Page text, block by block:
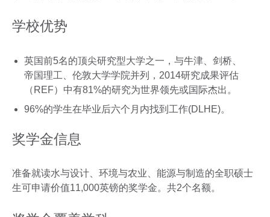
学校优势
英国前5名的顶尖研究型大学之一，与牛津、剑桥、
帝国理工、伦敦大学学院并列，2014研究成果评估
（REF）中有81%的研究为世界领先或国际杰出。
96%的学生在毕业后六个月内找到工作(DLHE)。
奖学金信息
准备就读水与设计、环境与农业、能源与制造的全职硕士
生可申请价值11,000英镑的奖学金。共2个名额。